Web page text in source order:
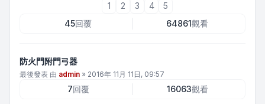
1 2 3 4
5
45回覆 64861觀看
防火門附門弓器
最後發表 由 admin » 2016年 11月 11日, 09:57
7回覆 16063觀看